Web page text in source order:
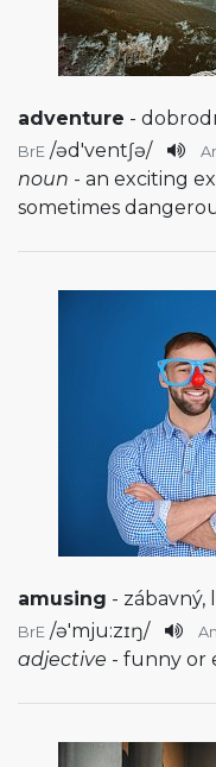
adventure -
BrE /əd'ventʃə/
noun - an exciting
sometimes
amusing - zábavný,
BrE /ə'mju:zɪŋ/
adjective - funny or